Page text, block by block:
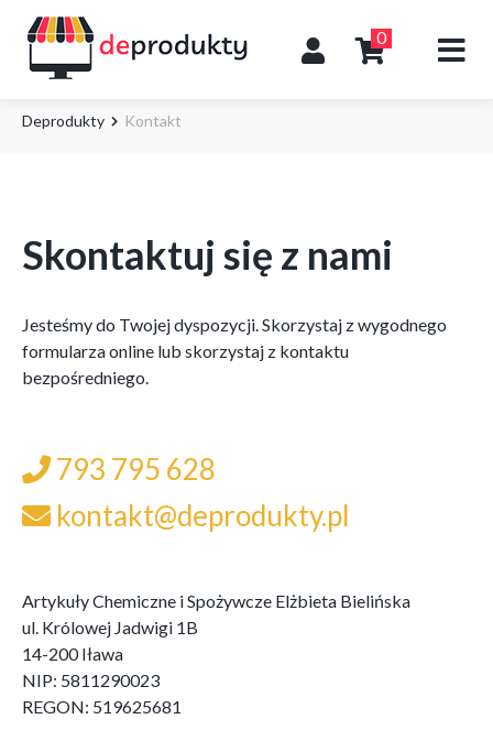
0
Deprodukty Kontakt
Skontaktuj się z nami
Jesteśmy do Twojej dyspozycji. Skorzystaj z wygodnego
formularza online lub skorzystaj z kontaktu
bezpośredniego.
793 795 628
kontakt@deprodukty.pl
Artykuły Chemiczne i Spożywcze Elżbieta Bielińska
ul. Królowej Jadwigi 1B
14-200 Iława
NIP: 5811290023
REGON: 519625681